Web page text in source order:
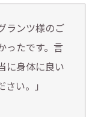
ランツ様のご
ったです。言
に身体に良い
い。」